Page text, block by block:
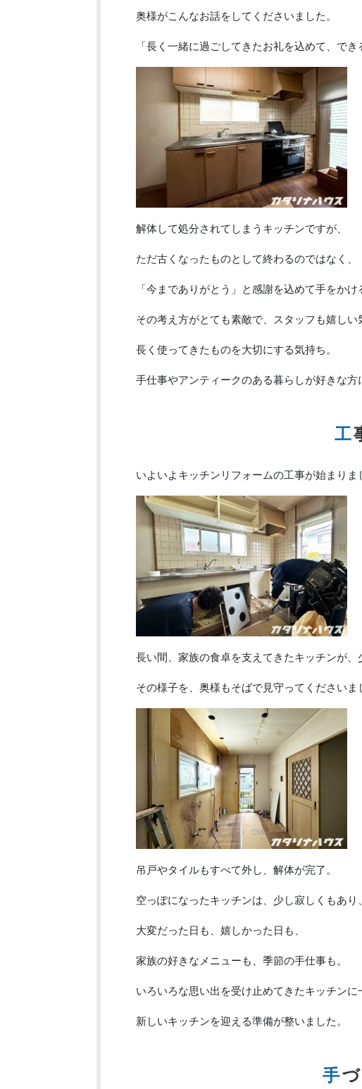
奥様がこんなお話をしてくださいました。
「長く一緒に過ごしてきたお礼を込めて、で
解体して処分されてしまうキッチンですが、
ただ古くなったものとして終わるのではなく、
「今までありがとう」と感謝を込めて手をかけ
その考え方がとても素敵で、スタッフも嬉しい
長く使ってきたものを大切にする気持ち。
手仕事やアンティークのある暮らしが好きな
いよいよキッチンリフォームの工事が始まりま
長い間、家族の食卓を支えてきたキッチンが、
その様子を、奥様もそばで見守ってくださいま
吊戸やタイルもすべて外し、解体が完了。
空っぽになったキッチンは、少し寂しくもあり
大変だった日も、嬉しかった日も、
家族の好きなメニューも、季節の手仕事も。
いろいろな思い出を受け止めてきたキッチンに
新しいキッチンを迎える準備が整いました。